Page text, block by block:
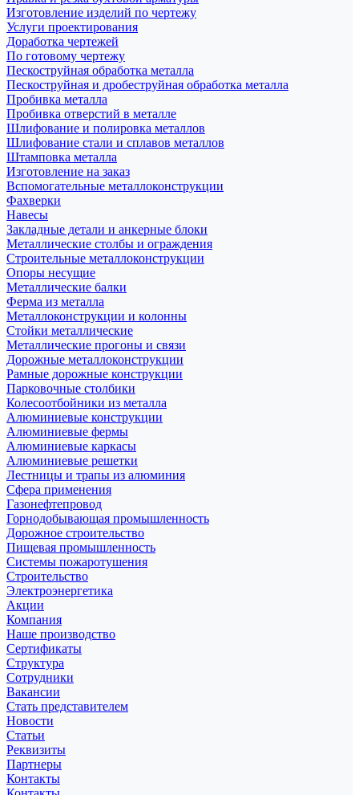
Изготовление изделий по чертежу
Услуги проектирования
Доработка чертежей
По готовому чертежу
Пескоструйная обработка металла
Пескоструйная и дробеструйная обработка металла
Пробивка металла
Пробивка отверстий в металле
Шлифование и полировка металлов
Шлифование стали и сплавов металлов
Штамповка металла
Изготовление на заказ
Вспомогательные металлоконструкции
Фахверки
Навесы
Закладные детали и анкерные блоки
Металлические столбы и ограждения
Строительные металлоконструкции
Опоры несущие
Металлические балки
Ферма из металла
Металлоконструкции и колонны
Стойки металлические
Металлические прогоны и связи
Дорожные металлоконструкции
Рамные дорожные конструкции
Парковочные столбики
Колесоотбойники из металла
Алюминиевые конструкции
Алюминиевые фермы
Алюминиевые каркасы
Алюминиевые решетки
Лестницы и трапы из алюминия
Сфера применения
Газонефтепровод
Горнодобывающая промышленность
Дорожное строительство
Пищевая промышленность
Системы пожаротушения
Строительство
Электроэнергетика
Акции
Компания
Наше производство
Сертификаты
Структура
Сотрудники
Вакансии
Стать представителем
Новости
Статьи
Реквизиты
Партнеры
Контакты